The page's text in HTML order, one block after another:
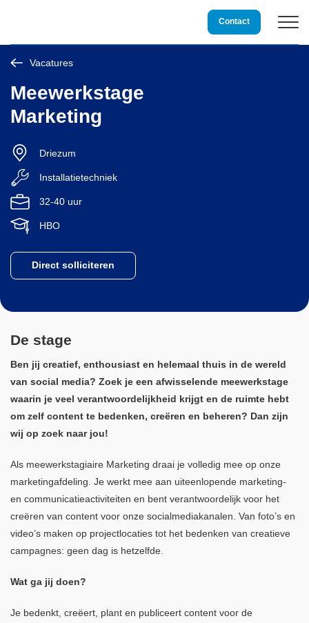
Duurzame techniek
Installatietechniek
Service & Onderhoud
Over Damstra
Nieuws
Inloggen
Contact
Vacatures
Meewerkstage
Marketing
Driezum
Installatietechniek
32-40 uur
HBO
Direct solliciteren
De stage
Ben jij creatief, enthousiast en helemaal thuis in de wereld
van social media? Zoek je een afwisselende meewerkstage
waarin je veel verantwoordelijkheid krijgt en de ruimte hebt
om zelf content te bedenken, creëren en beheren? Dan zijn
wij op zoek naar jou!
Als meewerkstagiaire Marketing draai je volledig mee op onze
marketingafdeling. Je werkt mee aan uiteenlopende marketing-
en communicatieactiviteiten en bent verantwoordelijk voor het
creëren van content voor onze socialmediakanalen. Van foto’s en
video’s maken op projectlocaties tot het bedenken van creatieve
campagnes: geen dag is hetzelfde.
Wat ga jij doen?
Je bedenkt, creëert, plant en publiceert content voor de